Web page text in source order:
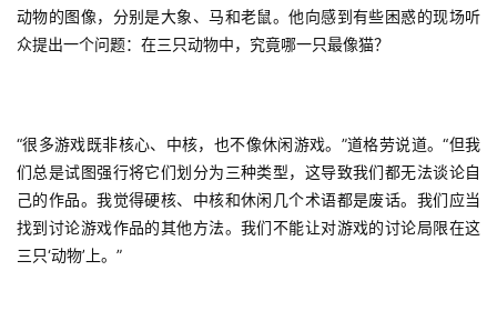
动物的图像，分别是大象、马和老鼠。他向感到有些困惑的现场听
众提出一个问题：在三只动物中，究竟哪一只最像猫？
“很多游戏既非核心、中核，也不像休闲游戏。”道格劳说道。“但我
们总是试图强行将它们划分为三种类型，这导致我们都无法谈论自
己的作品。我觉得硬核、中核和休闲几个术语都是废话。我们应当
找到讨论游戏作品的其他方法。我们不能让对游戏的讨论局限在这
三只‘动物’上。”